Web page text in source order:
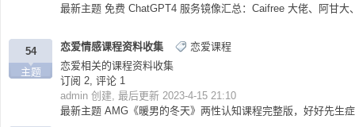
论
最新主题 免费 ChatGPT4 服务镜像汇总：Caifree 大佬、阿甘大
54
主题
恋爱情感课程资料收集
恋爱课程
恋爱相关的课程资料收集
订阅 2, 评论 1
admin 创建, 最后更新 2023-4-15 21:10
最新主题 AMG《暖男的冬天》两性认知课程完整版，好好先生